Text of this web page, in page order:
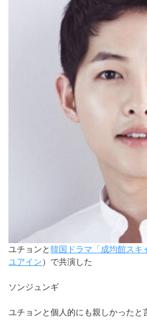
ユチョンと韓国ドラマ「成均館スキ
ユアイン）で共演した
ソンジュンギ
ユチョンと個人的にも親しかったと